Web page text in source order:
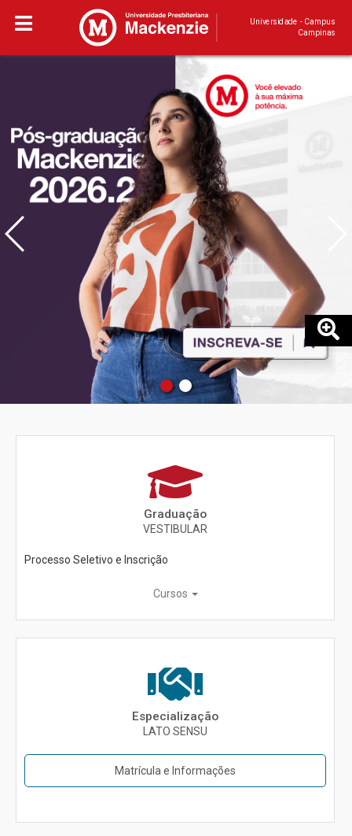
Universidade - Campus
Campinas
Graduação
VESTIBULAR
Processo Seletivo e Inscrição
Cursos
Especialização
LATO SENSU
Matrícula e Informações